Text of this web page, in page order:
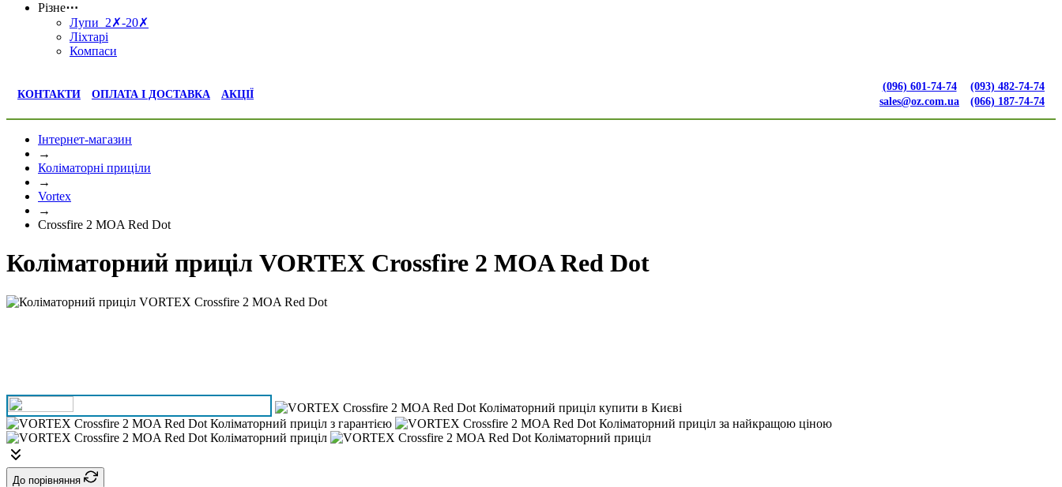
Різне⋯
Лупи 2✗-20✗
Ліхтарі
Компаси
КОНТАКТИ ОПЛАТА І ДОСТАВКА АКЦІЇ
(096) 601-74-74
sales@oz.com.ua
(093) 482-74-74
(066) 187-74-74
Інтернет-магазин
→
Коліматорні приціли
→
Vortex
→
Crossfire 2 MOA Red Dot
Коліматорний приціл VORTEX Crossfire 2 MOA Red Dot
До порівняння